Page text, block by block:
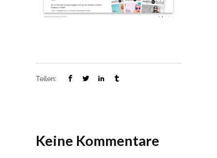
Teilen:
Keine Kommentare